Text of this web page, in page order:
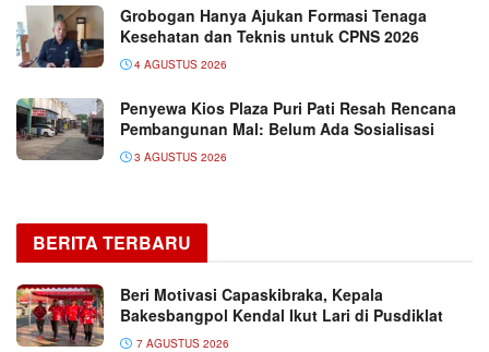
Grobogan Hanya Ajukan Formasi Tenaga
Kesehatan dan Teknis untuk CPNS 2026
4 AGUSTUS 2026
Penyewa Kios Plaza Puri Pati Resah Rencana
Pembangunan Mal: Belum Ada Sosialisasi
3 AGUSTUS 2026
BERITA TERBARU
Beri Motivasi Capaskibraka, Kepala
Bakesbangpol Kendal Ikut Lari di Pusdiklat
7 AGUSTUS 2026